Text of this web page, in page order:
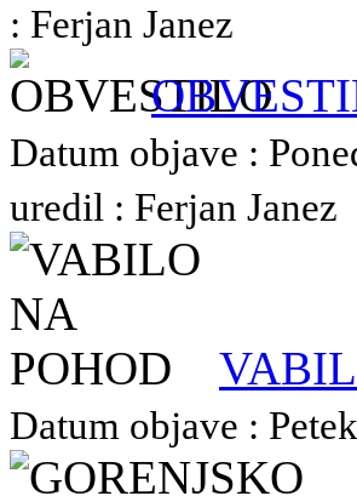
: Ferjan Janez
Datum objave :
uredil : Ferjan Janez
Datum objave :